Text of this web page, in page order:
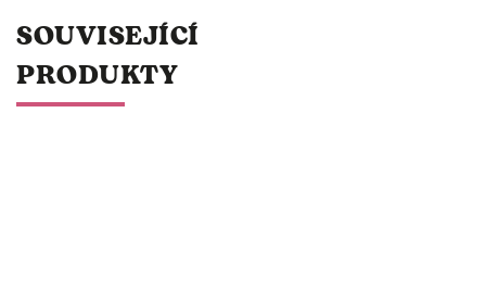
SOUVISEJÍCÍ
PRODUKTY